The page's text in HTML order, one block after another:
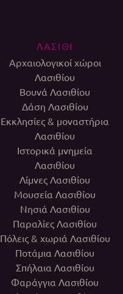
ΛΑΣΙΘΙ
Αρχαιολογικοί χώροι
Λασιθίου
Βουνά Λασιθίου
Δάση Λασιθίου
Εκκλησίες & μοναστήρια
Λασιθίου
Ιστορικά μνημεία
Λασιθίου
Λίμνες Λασιθίου
Μουσεία Λασιθίου
Νησιά Λασιθίου
Παραλίες Λασιθίου
Πόλεις & χωριά Λασιθίου
Ποτάμια Λασιθίου
Σπήλαια Λασιθίου
Φαράγγια Λασιθίου